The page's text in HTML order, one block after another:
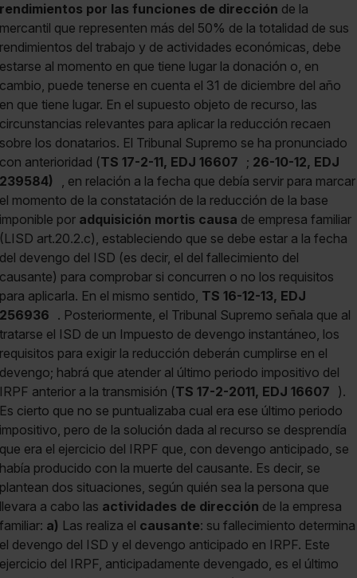
rendimientos por las funciones de dirección de la
mercantil que representen más del 50% de la totalidad de sus
rendimientos del trabajo y de actividades económicas, debe
estarse al momento en que tiene lugar la donación o, en
cambio, puede tenerse en cuenta el 31 de diciembre del año
en que tiene lugar. En el supuesto objeto de recurso, las
circunstancias relevantes para aplicar la reducción recaen
sobre los donatarios. El Tribunal Supremo se ha pronunciado
con anterioridad (TS 17-2-11, EDJ 16607 ; 26-10-12, EDJ
239584)
, en relación a la fecha que debía servir para marcar
el momento de la constatación de la reducción de la base
imponible por adquisición mortis causa de empresa familiar
(LISD art.20.2.c), estableciendo que se debe estar a la fecha
del devengo del ISD (es decir, el del fallecimiento del
causante) para comprobar si concurren o no los requisitos
para aplicarla. En el mismo sentido, TS 16-12-13, EDJ
256936 . Posteriormente, el Tribunal Supremo señala que al
tratarse el ISD de un Impuesto de devengo instantáneo, los
requisitos para exigir la reducción deberán cumplirse en el
devengo; habrá que atender al último periodo impositivo del
IRPF anterior a la transmisión (TS 17-2-2011, EDJ 16607 ).
Es cierto que no se puntualizaba cual era ese último periodo
impositivo, pero de la solución dada al recurso se desprendía
que era el ejercicio del IRPF que, con devengo anticipado, se
había producido con la muerte del causante. Es decir, se
plantean dos situaciones, según quién sea la persona que
llevara a cabo las actividades de dirección de la empresa
familiar: a) Las realiza el causante: su fallecimiento determina
el devengo del ISD y el devengo anticipado en IRPF. Este
ejercicio del IRPF, anticipadamente devengado, es el último